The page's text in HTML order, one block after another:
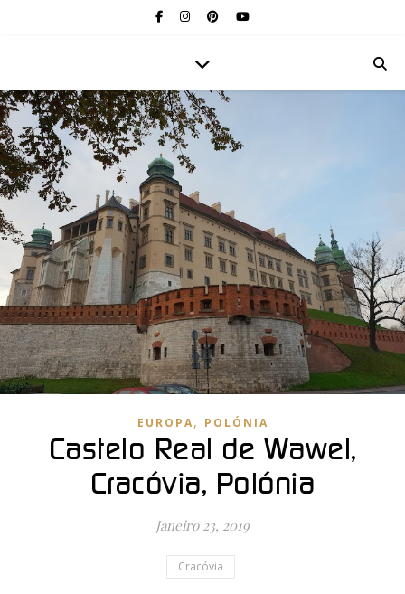
EUROPA, POLÓNIA
Castelo Real de Wawel,
Cracóvia, Polónia
Janeiro 23, 2019
Cracóvia